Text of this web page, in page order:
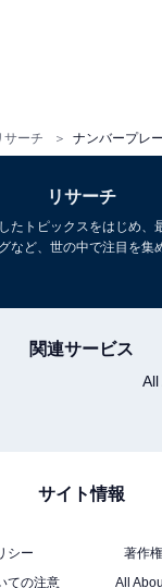
サーチ
リサーチ
たトピックスをはじめ、
など、世の中で注目を集
関連サービス
All
サイト情報
シー
著作
ての注意
All